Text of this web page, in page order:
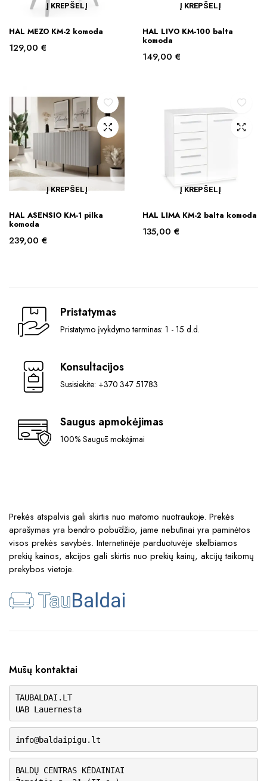
Į KREPŠELĮ
HAL MEZO KM-2 komoda
129,00 €
Į KREPŠELĮ
HAL LIVO KM-100 balta
komoda
149,00 €
Į KREPŠELĮ
HAL ASENSIO KM-1 pilka
komoda
239,00 €
Į KREPŠELĮ
HAL LIMA KM-2 balta komoda
135,00 €
Pristatymas
Pristatymo įvykdymo terminas: 1 - 15 d.d.
Konsultacijos
Susisiekite: +370 347 51783
Saugus apmokėjimas
100% Saugūs mokėjimai
Prekės atspalvis gali skirtis nuo matomo nuotraukoje. Prekės
aprašymas yra bendro pobūdžio, jame nebūtinai yra paminėtos
visos prekės savybės. Internetinėje parduotuvėje skelbiamos
prekių kainos, akcijos gali skirtis nuo prekių kainų, akcijų taikomų
prekybos vietoje.
Mūsų kontaktai
TAUBALDAI.LT
UAB Lauernesta
info@baldaipigu.lt
BALDŲ CENTRAS KĖDAINIAI